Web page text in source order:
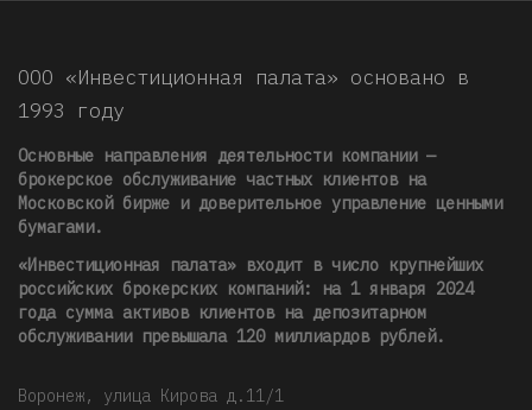
ООО «Инвестиционная палата» основано в
1993 году
Основные направления деятельности компании —
брокерское обслуживание частных клиентов на
Московской бирже и доверительное управление ценными
бумагами.
«Инвестиционная палата» входит в число крупнейших
российских брокерских компаний: на 1 января 2024
года сумма активов клиентов на депозитарном
обслуживании превышала 120 миллиардов рублей.
Воронеж, улица Кирова д.11/1